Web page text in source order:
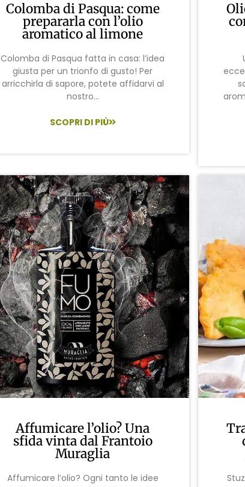
Colomba di Pasqua: come
prepararla con l’olio
aromatico al limone
Colomba di Pasqua fatta in casa: l’idea
giusta per un trionfo di gusto! Per
arricchirla di sapore, potete affidarvi al
nostro...
SCOPRI DI PIÙ
Affumicare l’olio? Una
sfida vinta dal Frantoio
Muraglia
Affumicare l’olio? Ogni tanto le idee